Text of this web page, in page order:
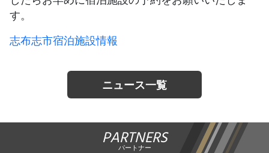
す。
志布志市宿泊施設情報
ニュース一覧
PARTNERS
パートナー